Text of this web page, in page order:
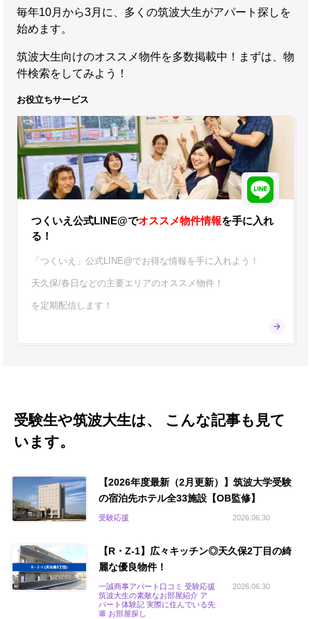
毎年10月から3月に、多くの筑波大生がアパート探しを
始めます。
筑波大生向けのオススメ物件を多数掲載中！まずは、物
件検索をしてみよう！
お役立ちサービス
つくいえ公式LINE@でオススメ物件情報を手に入れ
る！
「つくいえ」公式LINE@でお得な情報を手に入れよう！
天久保/春日などの主要エリアのオススメ物件！
を定期配信します！
受験生や筑波大生は、 こんな記事も見て
います。
【2026年度最新（2月更新）】筑波大学受験
の宿泊先ホテル全33施設【OB監修】
2026.06.30
受験応援
【R・Z-1】広々キッチン◎天久保2丁目の綺
麗な優良物件！
2026.06.30
一誠商事アパート口コミ 受験応援
筑波大生の素敵なお部屋紹介 ア
パート体験記 実際に住んでいる先
輩 お部屋探し